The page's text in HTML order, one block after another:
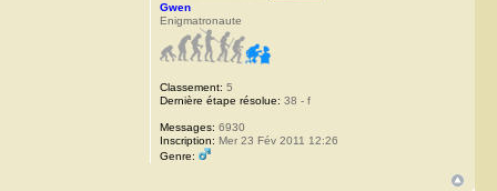
Gwen
Enigmatronaute
Classement: 5
Dernière étape résolue: 38 - f
Messages: 6930
Inscription: Mer 23 Fév 2011 12:26
Genre: